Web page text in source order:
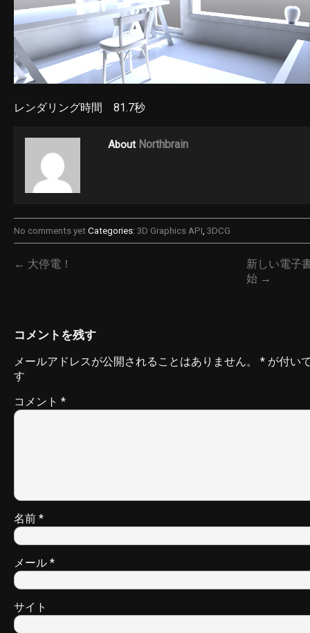
レンダリング時間 81.7秒
About Northbrain
No comments yet Categories: 3D Graphics API, 3DCG
← 大停電！
新しい電子
始 →
コメントを残す
メールアドレスが公開されることはありません。 * が付い
す
コメント *
名前 *
メール *
サイト